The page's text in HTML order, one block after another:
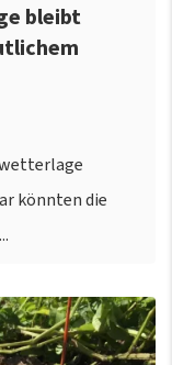
bleibt
könnten die